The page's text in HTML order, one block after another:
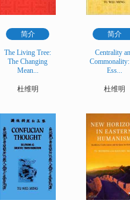
简介
The Living Tree:
The Changing
Mean...
杜维明
简介
Centrality
Ess...
杜维明